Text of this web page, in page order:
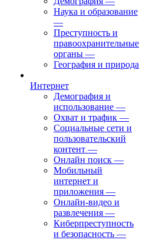
Наука и образование
—
Преступность и
правоохранительные
органы —
География и природа
Интернет
Демография и
использование —
Охват и трафик —
Социальные сети и
пользовательский
контент —
Онлайн поиск —
Мобильный
интернет и
приложения —
Онлайн-видео и
развлечения —
Киберпреступность
и безопасность —